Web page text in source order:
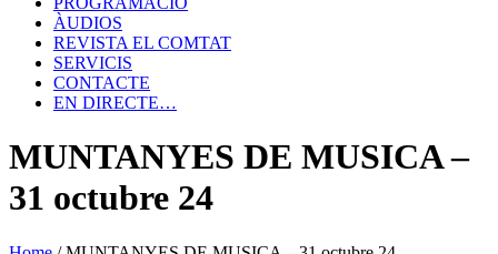
ÀUDIOS
REVISTA EL COMTAT
SERVICIS
CONTACTE
EN DIRECTE…
MUNTANYES DE MUSICA –
31 octubre 24